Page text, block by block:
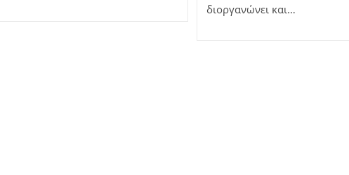
διοργανώνει και…